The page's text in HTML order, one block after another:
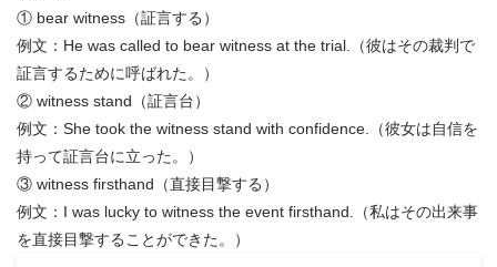
① bear witness（証言する）
例文：He was called to bear witness at the trial.（彼はその裁判で
証言するために呼ばれた。）
② witness stand（証言台）
例文：She took the witness stand with confidence.（彼女は自信を
持って証言台に立った。）
③ witness firsthand（直接目撃する）
例文：I was lucky to witness the event firsthand.（私はその出来事
を直接目撃することができた。）